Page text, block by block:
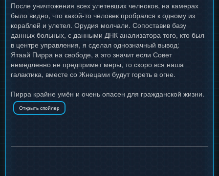
После уничтожения всех улетевших челноков, на камерах
было видно, что какой-то человек пробрался к одному из
кораблей и улетел. Орудия молчали. Сопоставив базу
данных больных, с данными ДНК анализатора того, кто был
в центре управления, я сделал однозначный вывод:
Ятаай Пирра на свободе, а это значит если Совет
немедленно не предпримет меры, то скоро вся наша
галактика, вместе со Жнецами будут гореть в огне.
Пирра крайне умён и очень опасен для гражданской жизни.